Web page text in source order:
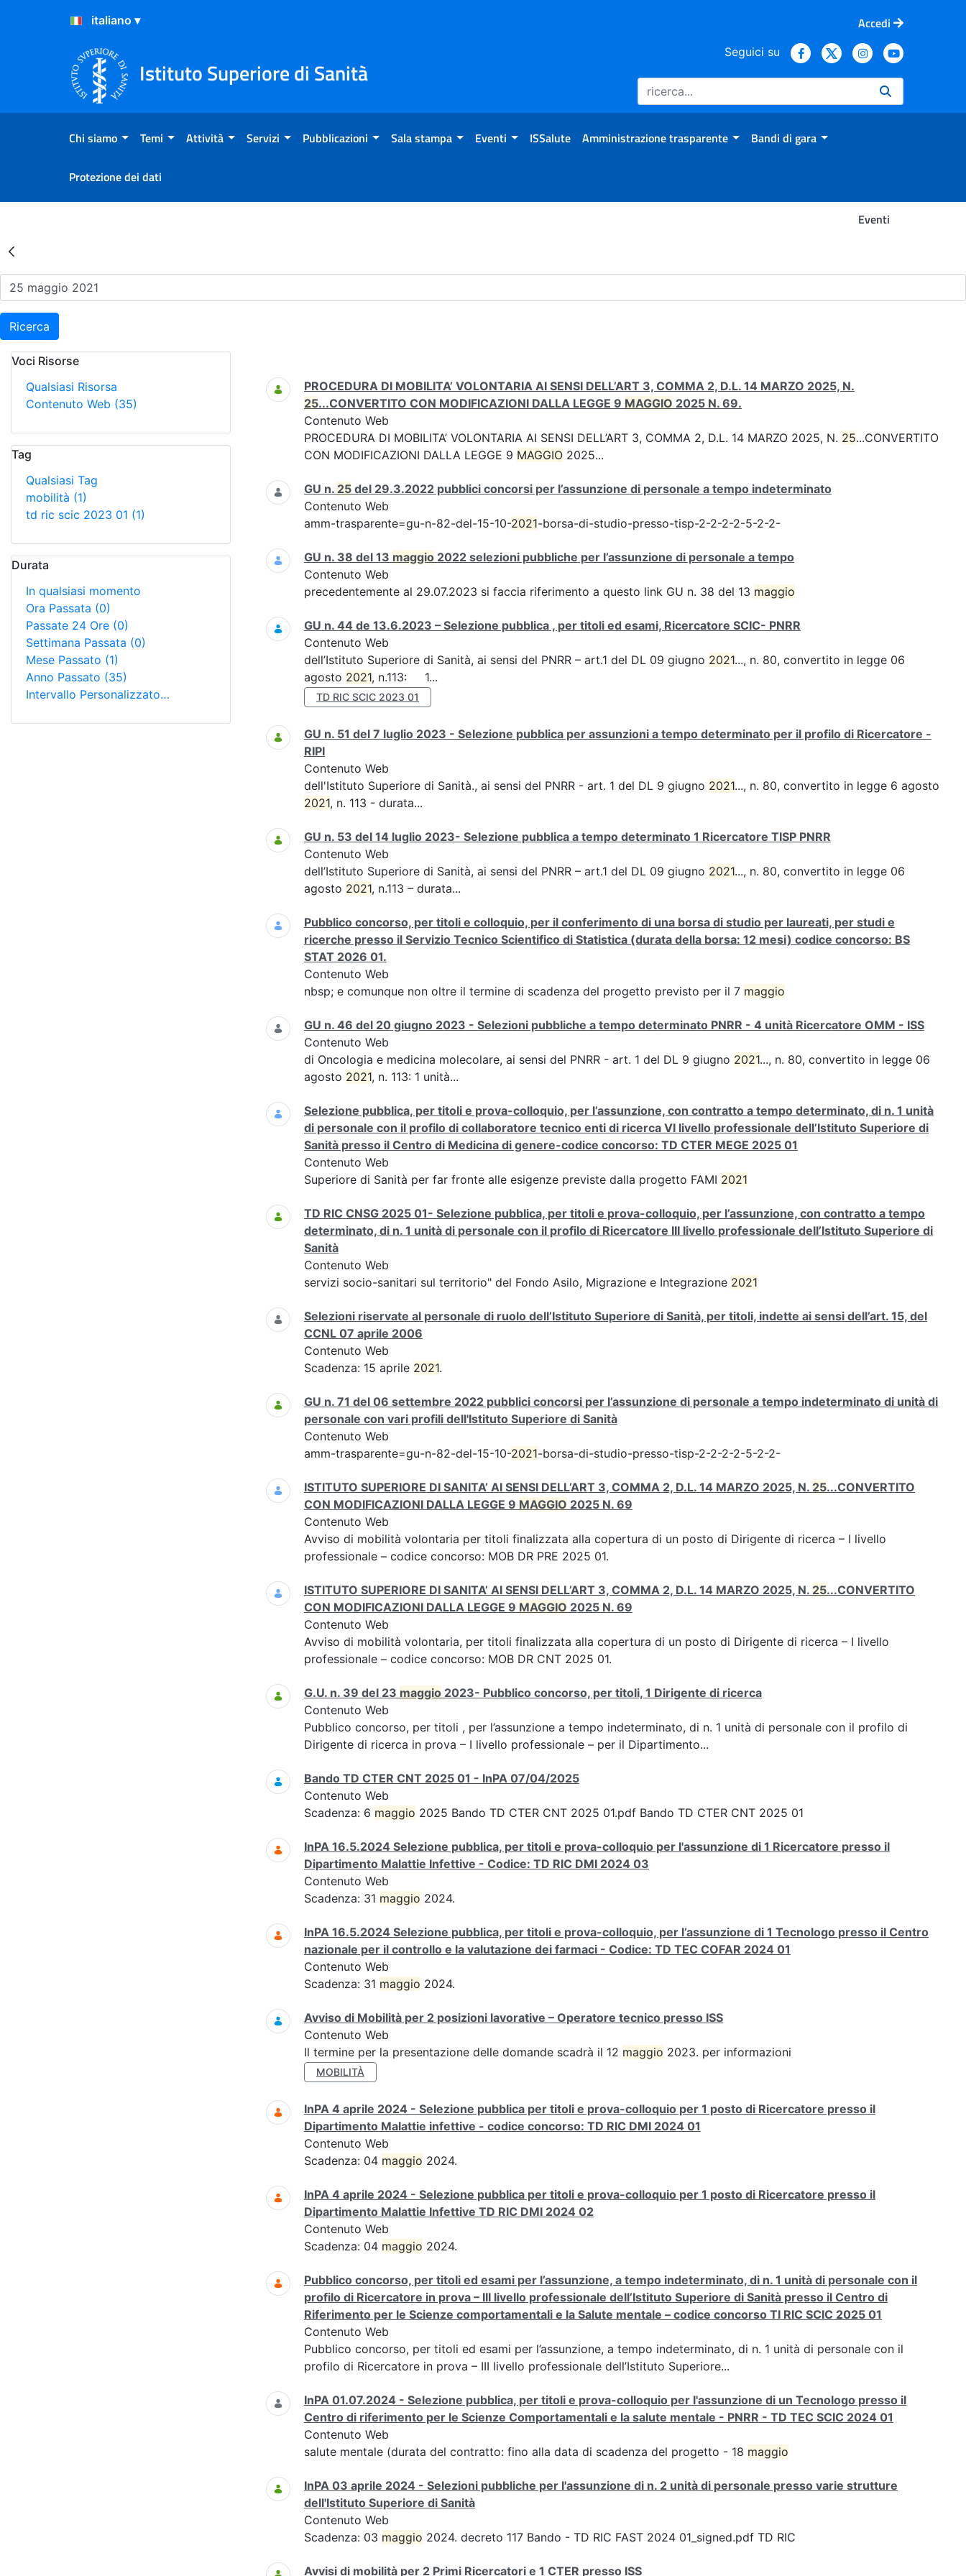
Salta al Contenuto
Salta al Footer
Accedi
Istituto Superiore di Sanità
Seguici su
Chi siamo Temi Attività Servizi Pubblicazioni Sala stampa Eventi ISSalute Amministrazione trasparente Bandi di gara
Protezione dei dati
Eventi
Risultati della Ricerca - Eventi
Ricerca
Voci Risorse
Qualsiasi Risorsa
Contenuto Web (35)
Tag
Qualsiasi Tag
mobilità (1)
td ric scic 2023 01 (1)
Durata
In qualsiasi momento
Ora Passata (0)
Passate 24 Ore (0)
Settimana Passata (0)
Mese Passato (1)
Anno Passato (35)
Intervallo Personalizzato…
Ricerca
PROCEDURA DI MOBILITA’ VOLONTARIA AI SENSI DELL’ART 3, COMMA 2, D.L. 14 MARZO 2025, N.
25...CONVERTITO CON MODIFICAZIONI DALLA LEGGE 9 MAGGIO 2025 N. 69.
Contenuto Web
PROCEDURA DI MOBILITA’ VOLONTARIA AI SENSI DELL’ART 3, COMMA 2, D.L. 14 MARZO 2025, N. 25...CONVERTITO
CON MODIFICAZIONI DALLA LEGGE 9 MAGGIO 2025...
GU n. 25 del 29.3.2022 pubblici concorsi per l’assunzione di personale a tempo indeterminato
Contenuto Web
amm-trasparente=gu-n-82-del-15-10-2021-borsa-di-studio-presso-tisp-2-2-2-2-5-2-2-
GU n. 38 del 13 maggio 2022 selezioni pubbliche per l’assunzione di personale a tempo
Contenuto Web
precedentemente al 29.07.2023 si faccia riferimento a questo link GU n. 38 del 13 maggio
GU n. 44 de 13.6.2023 – Selezione pubblica , per titoli ed esami, Ricercatore SCIC- PNRR
Contenuto Web
dell’Istituto Superiore di Sanità, ai sensi del PNRR – art.1 del DL 09 giugno 2021..., n. 80, convertito in legge 06
agosto 2021, n.113: 1...
TD RIC SCIC 2023 01
GU n. 51 del 7 luglio 2023 - Selezione pubblica per assunzioni a tempo determinato per il profilo di Ricercatore -
RIPI
Contenuto Web
dell'Istituto Superiore di Sanità., ai sensi del PNRR - art. 1 del DL 9 giugno 2021..., n. 80, convertito in legge 6 agosto
2021, n. 113 - durata...
GU n. 53 del 14 luglio 2023- Selezione pubblica a tempo determinato 1 Ricercatore TISP PNRR
Contenuto Web
dell’Istituto Superiore di Sanità, ai sensi del PNRR – art.1 del DL 09 giugno 2021..., n. 80, convertito in legge 06
agosto 2021, n.113 – durata...
Pubblico concorso, per titoli e colloquio, per il conferimento di una borsa di studio per laureati, per studi e
ricerche presso il Servizio Tecnico Scientifico di Statistica (durata della borsa: 12 mesi) codice concorso: BS
STAT 2026 01.
Contenuto Web
nbsp; e comunque non oltre il termine di scadenza del progetto previsto per il 7 maggio
GU n. 46 del 20 giugno 2023 - Selezioni pubbliche a tempo determinato PNRR - 4 unità Ricercatore OMM - ISS
Contenuto Web
di Oncologia e medicina molecolare, ai sensi del PNRR - art. 1 del DL 9 giugno 2021..., n. 80, convertito in legge 06
agosto 2021, n. 113: 1 unità...
Selezione pubblica, per titoli e prova-colloquio, per l’assunzione, con contratto a tempo determinato, di n. 1 unità
di personale con il profilo di collaboratore tecnico enti di ricerca VI livello professionale dell’Istituto Superiore di
Sanità presso il Centro di Medicina di genere-codice concorso: TD CTER MEGE 2025 01
Contenuto Web
Superiore di Sanità per far fronte alle esigenze previste dalla progetto FAMI 2021
TD RIC CNSG 2025 01- Selezione pubblica, per titoli e prova-colloquio, per l’assunzione, con contratto a tempo
determinato, di n. 1 unità di personale con il profilo di Ricercatore III livello professionale dell’Istituto Superiore di
Sanità
Contenuto Web
servizi socio-sanitari sul territorio" del Fondo Asilo, Migrazione e Integrazione 2021
Selezioni riservate al personale di ruolo dell’Istituto Superiore di Sanità, per titoli, indette ai sensi dell’art. 15, del
CCNL 07 aprile 2006
Contenuto Web
Scadenza: 15 aprile 2021.
GU n. 71 del 06 settembre 2022 pubblici concorsi per l’assunzione di personale a tempo indeterminato di unità di
personale con vari profili dell'Istituto Superiore di Sanità
Contenuto Web
amm-trasparente=gu-n-82-del-15-10-2021-borsa-di-studio-presso-tisp-2-2-2-2-5-2-2-
ISTITUTO SUPERIORE DI SANITA’ AI SENSI DELL’ART 3, COMMA 2, D.L. 14 MARZO 2025, N. 25...CONVERTITO
CON MODIFICAZIONI DALLA LEGGE 9 MAGGIO 2025 N. 69
Contenuto Web
Avviso di mobilità volontaria per titoli finalizzata alla copertura di un posto di Dirigente di ricerca – I livello
professionale – codice concorso: MOB DR PRE 2025 01.
ISTITUTO SUPERIORE DI SANITA’ AI SENSI DELL’ART 3, COMMA 2, D.L. 14 MARZO 2025, N. 25...CONVERTITO
CON MODIFICAZIONI DALLA LEGGE 9 MAGGIO 2025 N. 69
Contenuto Web
Avviso di mobilità volontaria, per titoli finalizzata alla copertura di un posto di Dirigente di ricerca – I livello
professionale – codice concorso: MOB DR CNT 2025 01.
G.U. n. 39 del 23 maggio 2023- Pubblico concorso, per titoli, 1 Dirigente di ricerca
Contenuto Web
Pubblico concorso, per titoli , per l’assunzione a tempo indeterminato, di n. 1 unità di personale con il profilo di
Dirigente di ricerca in prova – I livello professionale – per il Dipartimento...
Bando TD CTER CNT 2025 01 - InPA 07/04/2025
Contenuto Web
Scadenza: 6 maggio 2025 Bando TD CTER CNT 2025 01.pdf Bando TD CTER CNT 2025 01
InPA 16.5.2024 Selezione pubblica, per titoli e prova-colloquio per l'assunzione di 1 Ricercatore presso il
Dipartimento Malattie Infettive - Codice: TD RIC DMI 2024 03
Contenuto Web
Scadenza: 31 maggio 2024.
InPA 16.5.2024 Selezione pubblica, per titoli e prova-colloquio, per l’assunzione di 1 Tecnologo presso il Centro
nazionale per il controllo e la valutazione dei farmaci - Codice: TD TEC COFAR 2024 01
Contenuto Web
Scadenza: 31 maggio 2024.
Avviso di Mobilità per 2 posizioni lavorative – Operatore tecnico presso ISS
Contenuto Web
Il termine per la presentazione delle domande scadrà il 12 maggio 2023. per informazioni
MOBILITÀ
InPA 4 aprile 2024 - Selezione pubblica per titoli e prova-colloquio per 1 posto di Ricercatore presso il
Dipartimento Malattie infettive - codice concorso: TD RIC DMI 2024 01
Contenuto Web
Scadenza: 04 maggio 2024.
InPA 4 aprile 2024 - Selezione pubblica per titoli e prova-colloquio per 1 posto di Ricercatore presso il
Dipartimento Malattie Infettive TD RIC DMI 2024 02
Contenuto Web
Scadenza: 04 maggio 2024.
Pubblico concorso, per titoli ed esami per l’assunzione, a tempo indeterminato, di n. 1 unità di personale con il
profilo di Ricercatore in prova – III livello professionale dell’Istituto Superiore di Sanità presso il Centro di
Riferimento per le Scienze comportamentali e la Salute mentale – codice concorso TI RIC SCIC 2025 01
Contenuto Web
Pubblico concorso, per titoli ed esami per l’assunzione, a tempo indeterminato, di n. 1 unità di personale con il
profilo di Ricercatore in prova – III livello professionale dell’Istituto Superiore...
InPA 01.07.2024 - Selezione pubblica, per titoli e prova-colloquio per l'assunzione di un Tecnologo presso il
Centro di riferimento per le Scienze Comportamentali e la salute mentale - PNRR - TD TEC SCIC 2024 01
Contenuto Web
salute mentale (durata del contratto: fino alla data di scadenza del progetto - 18 maggio
InPA 03 aprile 2024 - Selezioni pubbliche per l'assunzione di n. 2 unità di personale presso varie strutture
dell'Istituto Superiore di Sanità
Contenuto Web
Scadenza: 03 maggio 2024. decreto 117 Bando - TD RIC FAST 2024 01_signed.pdf TD RIC
Avvisi di mobilità per 2 Primi Ricercatori e 1 CTER presso ISS